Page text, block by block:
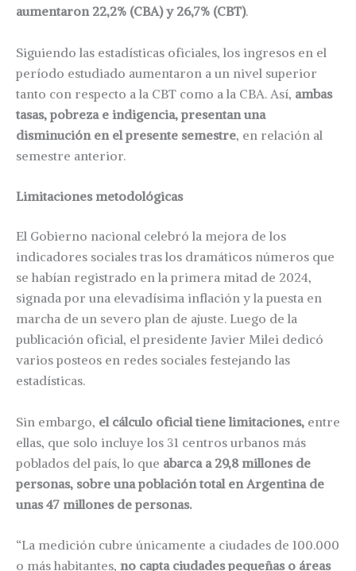
aumentaron 22,2% (CBA) y 26,7% (CBT).
Siguiendo las estadísticas oficiales, los ingresos en el
período estudiado aumentaron a un nivel superior
tanto con respecto a la CBT como a la CBA. Así, ambas
tasas, pobreza e indigencia, presentan una
disminución en el presente semestre, en relación al
semestre anterior.
Limitaciones metodológicas
El Gobierno nacional celebró la mejora de los
indicadores sociales tras los dramáticos números que
se habían registrado en la primera mitad de 2024,
signada por una elevadísima inflación y la puesta en
marcha de un severo plan de ajuste. Luego de la
publicación oficial, el presidente Javier Milei dedicó
varios posteos en redes sociales festejando las
estadísticas.
Sin embargo, el cálculo oficial tiene limitaciones, entre
ellas, que solo incluye los 31 centros urbanos más
poblados del país, lo que abarca a 29,8 millones de
personas, sobre una población total en Argentina de
unas 47 millones de personas.
“La medición cubre únicamente a ciudades de 100.000
o más habitantes, no capta ciudades pequeñas o áreas